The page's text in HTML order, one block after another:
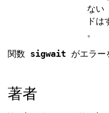
ない
ドは
。
関数 sigwait がエラー
著者